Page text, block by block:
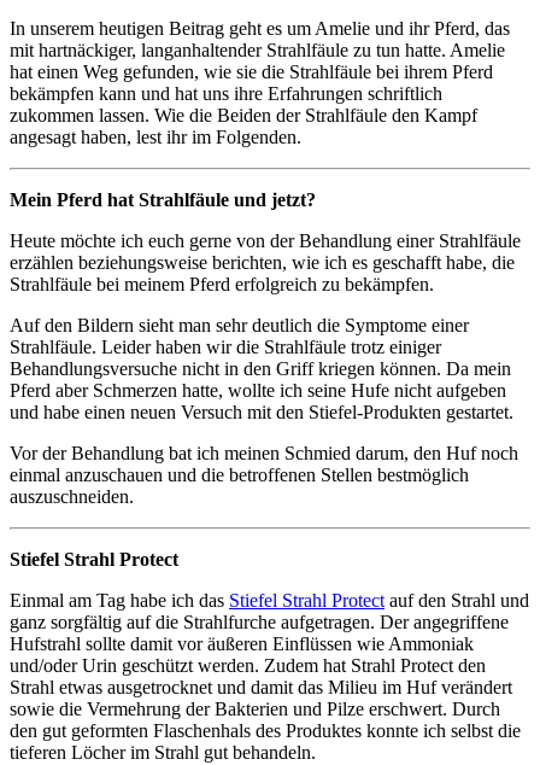
In unserem heutigen Beitrag geht es um Amelie und ihr Pferd, das
mit hartnäckiger, langanhaltender Strahlfäule zu tun hatte. Amelie
hat einen Weg gefunden, wie sie die Strahlfäule bei ihrem Pferd
bekämpfen kann und hat uns ihre Erfahrungen schriftlich
zukommen lassen. Wie die Beiden der Strahlfäule den Kampf
angesagt haben, lest ihr im Folgenden.
Mein Pferd hat Strahlfäule und jetzt?
Heute möchte ich euch gerne von der Behandlung einer Strahlfäule
erzählen beziehungsweise berichten, wie ich es geschafft habe, die
Strahlfäule bei meinem Pferd erfolgreich zu bekämpfen.
Auf den Bildern sieht man sehr deutlich die Symptome einer
Strahlfäule. Leider haben wir die Strahlfäule trotz einiger
Behandlungsversuche nicht in den Griff kriegen können. Da mein
Pferd aber Schmerzen hatte, wollte ich seine Hufe nicht aufgeben
und habe einen neuen Versuch mit den Stiefel-Produkten gestartet.
Vor der Behandlung bat ich meinen Schmied darum, den Huf noch
einmal anzuschauen und die betroffenen Stellen bestmöglich
auszuschneiden.
Stiefel Strahl Protect
Einmal am Tag habe ich das Stiefel Strahl Protect auf den Strahl und
ganz sorgfältig auf die Strahlfurche aufgetragen. Der angegriffene
Hufstrahl sollte damit vor äußeren Einflüssen wie Ammoniak
und/oder Urin geschützt werden. Zudem hat Strahl Protect den
Strahl etwas ausgetrocknet und damit das Milieu im Huf verändert
sowie die Vermehrung der Bakterien und Pilze erschwert. Durch
den gut geformten Flaschenhals des Produktes konnte ich selbst die
tieferen Löcher im Strahl gut behandeln.